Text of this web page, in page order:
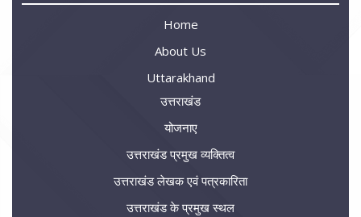
Home
About Us
Uttarakhand
उत्तराखंड
योजनाए
उत्तराखंड प्रमुख व्यक्तित्व
उत्तराखंड लेखक एवं पत्रकारिता
उत्तराखंड के प्रमुख स्थल